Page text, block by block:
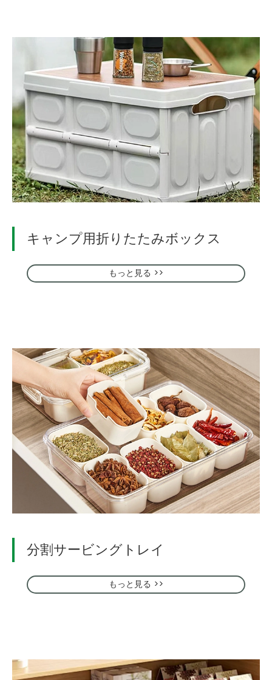
キャンプ用折りたたみボックス
もっと見る >>
分割サービングトレイ
もっと見る >>